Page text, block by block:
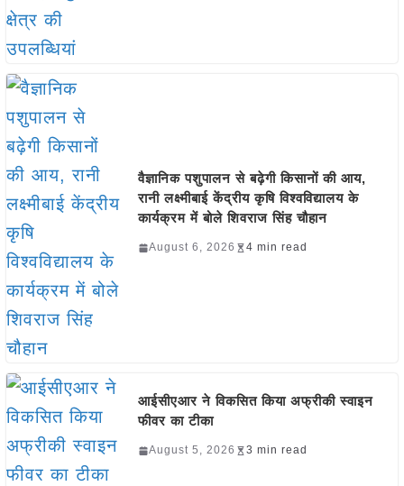
वैज्ञानिक पशुपालन से बढ़ेगी किसानों की आय,
रानी लक्ष्मीबाई केंद्रीय कृषि विश्वविद्यालय के
कार्यक्रम में बोले शिवराज सिंह चौहान
August 6, 2026 4 min read
आईसीएआर ने विकसित किया अफ्रीकी स्वाइन
फीवर का टीका
August 5, 2026 3 min read